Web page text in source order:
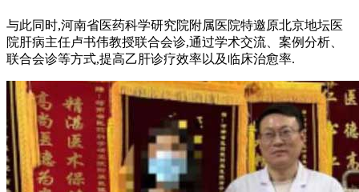
与此同时,河南省医药科学研究院附属医院特邀原北京地坛医
院肝病主任卢书伟教授联合会诊,通过学术交流、案例分析、
联合会诊等方式,提高乙肝诊疗效率以及临床治愈率.